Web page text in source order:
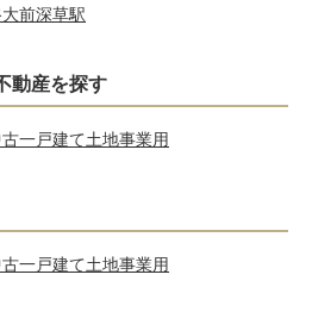
前深草駅
動産を探す
一戸建て土地事業用
一戸建て土地事業用